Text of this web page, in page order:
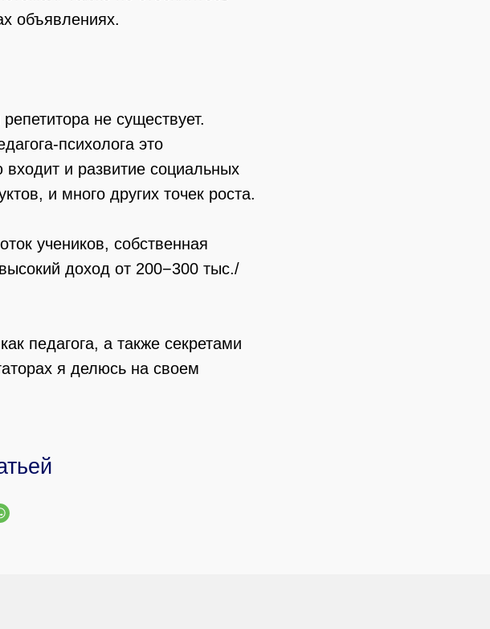
объявлениях.
не существует.
психолога это
и развитие социальных
и много других точек роста.
учеников, собственная
доход от 200−300 тыс./
педагога, а также секретами
я делюсь на своем